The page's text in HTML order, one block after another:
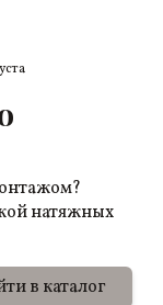
натяжных
в каталог